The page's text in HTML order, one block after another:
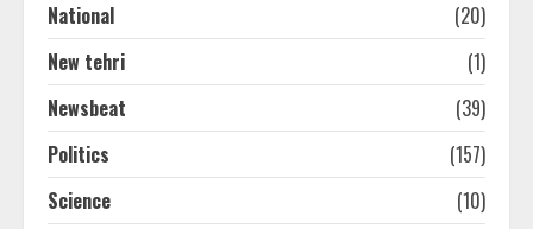
National
(20)
New tehri
(1)
Newsbeat
(39)
Politics
(157)
Science
(10)